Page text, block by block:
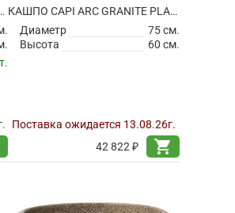
BALL BLACK
КАШПО CAPI ARC GRANITE PLANTER BALL BLACK
Диаметр
75 см.
Высота
60 см.
Поставка ожидается 13.08.26г.
42 822 ₽
shopping_cart